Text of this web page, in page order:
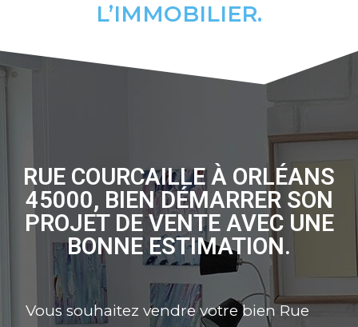
L’IMMOBILIER.
RUE COURCAILLE À ORLÉANS
45000, BIEN DÉMARRER SON
PROJET DE VENTE AVEC UNE
BONNE ESTIMATION.
Vous souhaitez vendre votre bien Rue